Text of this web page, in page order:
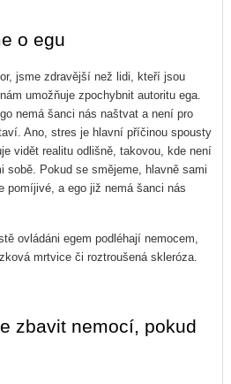
o egu
jsme zdravější než lidi, kteří jsou
umožňuje zpochybnit autoritu ega.
nemá šanci nás naštvat a není pro
Ano, stres je hlavní příčinou spousty
vidět realitu odlišně, takovou, kde není
sobě. Pokud se smějeme, hlavně sami
pomíjivé, a ego již nemá šanci nás
ovládáni egem podléhají nemocem,
mrtvice či roztroušená skleróza.
zbavit nemocí, pokud